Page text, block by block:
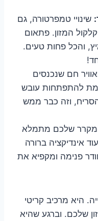
שינויי טמפרטורה, גם
המזון. פתאום
והכל פחות טעים.
חם שנכנסים
להתפתחות עובש
וזה כבר ממש
שלכם מתמלא
אינדיקציה ברורה
פנימה ומקפיא את
היא מרכיב קריטי
שלכם. וברגע שהיא